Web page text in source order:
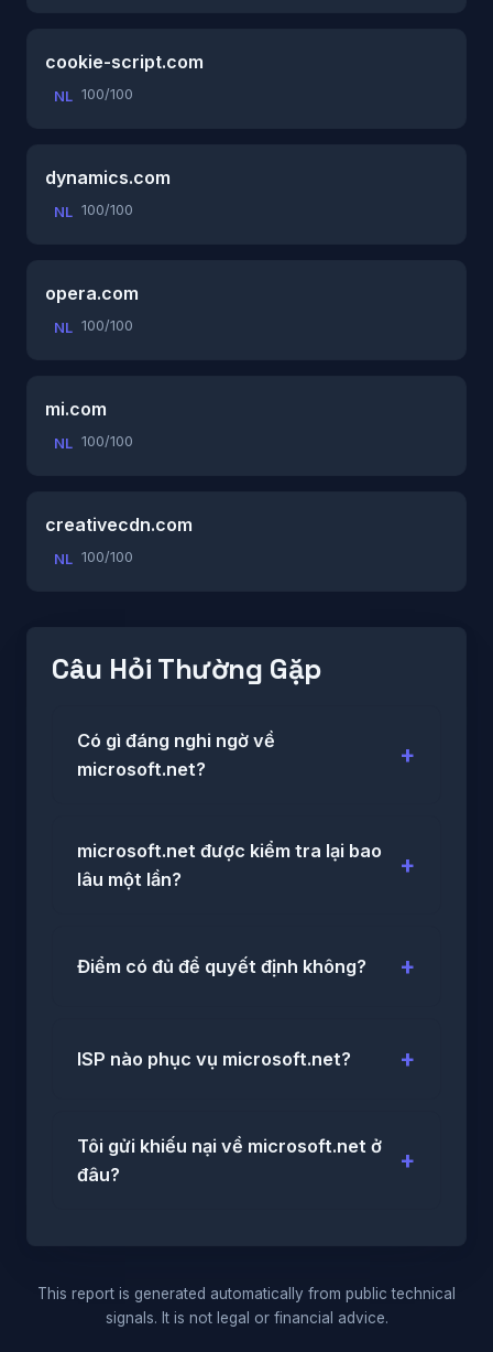
cookie-script.com
NL 100/100
dynamics.com
NL 100/100
opera.com
NL 100/100
mi.com
NL 100/100
creativecdn.com
NL 100/100
Câu Hỏi Thường Gặp
Có gì đáng nghi ngờ về
microsoft.net?
microsoft.net được kiểm tra lại bao
lâu một lần?
Điểm có đủ để quyết định không?
ISP nào phục vụ microsoft.net?
Tôi gửi khiếu nại về microsoft.net ở
đâu?
This report is generated automatically from public technical
signals. It is not legal or financial advice.